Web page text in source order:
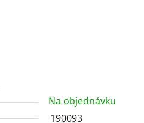
Na objednávku
190093